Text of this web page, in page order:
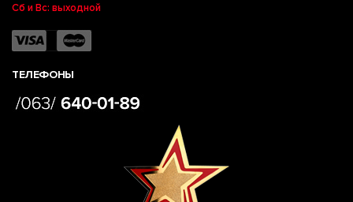
Сб и Вс: выходной
ТЕЛЕФОНЫ